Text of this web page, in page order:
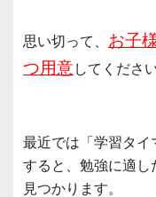
思い切って、 お子
つ用意してください
最近では「学習タイ
すると、勉強に適し
見つかります。